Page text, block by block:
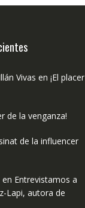
Vivas en ¡El placer
de la venganza!
de la influencer
en Entrevistamos a
Lapi, autora de